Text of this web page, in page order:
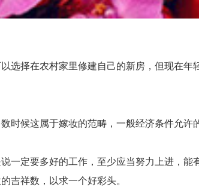
择在农村家里修建自己的新房，但现在年
候这属于嫁妆的范畴，一般经济条件允许
定要多好的工作，至少应当努力上进，能
祥数，以求一个好彩头。